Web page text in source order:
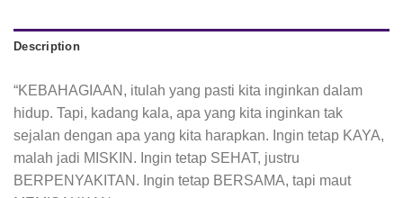
Description
“KEBAHAGIAAN, itulah yang pasti kita inginkan dalam
hidup. Tapi, kadang kala, apa yang kita inginkan tak
sejalan dengan apa yang kita harapkan. Ingin tetap KAYA,
malah jadi MISKIN. Ingin tetap SEHAT, justru
BERPENYAKITAN. Ingin tetap BERSAMA, tapi maut